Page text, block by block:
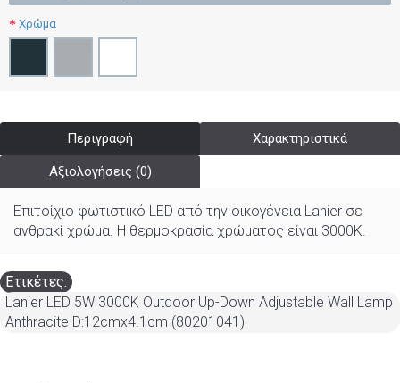
Χρώμα
Περιγραφή Χαρακτηριστικά
Αξιολογήσεις (0)
Επιτοίχιο φωτιστικό LED από την οικογένεια Lanier σε
ανθρακί χρώμα. Η θερμοκρασία χρώματος είναι 3000K.
Ετικέτες:
Lanier LED 5W 3000K Outdoor Up-Down Adjustable Wall Lamp
Anthracite D:12cmx4.1cm (80201041)